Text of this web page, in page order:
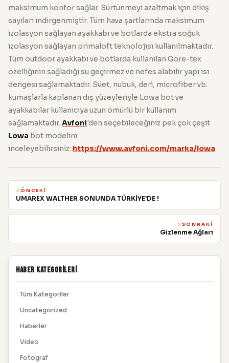
maksimum konfor sağlar. Sürtünmeyi azaltmak için dikiş
sayıları indirgenmiştir. Tüm hava şartlarında maksimum
izolasyon sağlayan ayakkabı ve botlarda ekstra soğuk
izolasyon sağlayan primaloft teknolojisi kullanılmaktadır.
Tüm outdoor ayakkabı ve botlarda kullanılan Gore-tex
özelliğinin sağladığı su geçirmez ve nefes alabilir yapı ısı
dengesi sağlamaktadır. Süet, nubuk, deri, microfiber vb.
kumaşlarla kaplanan dış yüzeyleriyle Lowa bot ve
ayakkabılar kullanıcıya uzun ömürlü bir kullanım
sağlamaktadır. Avfoni'den seçebileceğiniz pek çok çeşit
Lowa bot modelini
inceleyebilirsiniz: https://www.avfoni.com/marka/lowa
ÖNCEKI
UMAREX WALTHER SONUNDA TÜRKİYE’DE !
SONRAKI
Gizlenme Ağları
Haber Kategorileri
Tüm Kategoriler
Uncategorized
Haberler
Video
Fotograf